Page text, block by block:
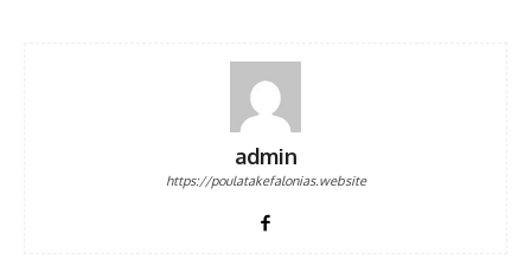
admin
https://poulatakefalonias.website